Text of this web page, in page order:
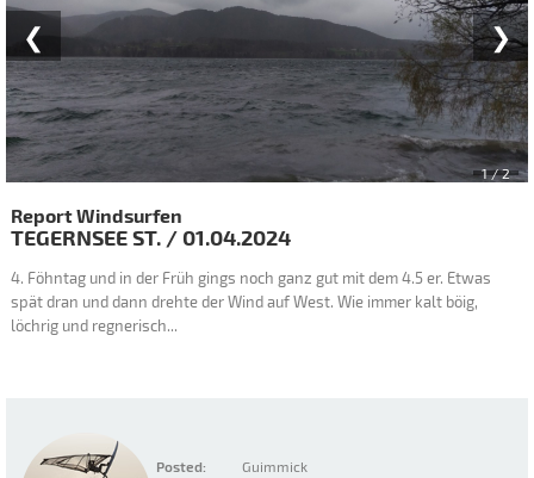
❯
❮
2/ 2
Posted:
Guimmick
Report Windsurfen
TEGERNSEEST. / 01.04.2024
4. Föhntag und in der Früh gings noch ganz gut mit dem 4.5 er. Etwas
spät dran und dann drehte der Wind auf West. Wie immer kalt böig,
löchrig und regnerisch...